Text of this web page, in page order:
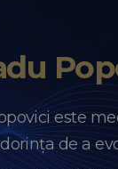
este
de a